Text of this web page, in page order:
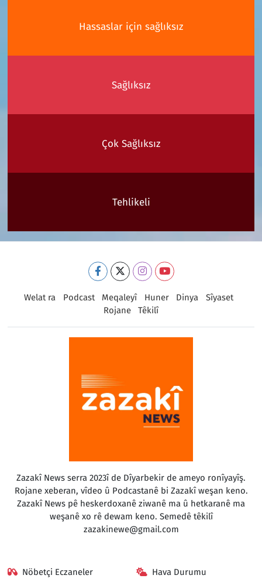
Hassaslar için sağlıksız
Sağlıksız
Çok Sağlıksız
Tehlikeli
Welat ra Podcast Meqaleyî Huner Dinya
Sîyaset
Rojane
Têkilî
Zazakî News serra 2023î de Dîyarbekir de ameyo ronîyayîş.
Rojane xeberan, vîdeo û Podcastanê bi Zazakî weşan keno.
Zazakî News pê heskerdoxanê ziwanê ma û hetkaranê ma
weşanê xo rê dewam keno. Semedê têkilî
zazakinewe@gmail.com
Nöbetçi Eczaneler Hava Durumu